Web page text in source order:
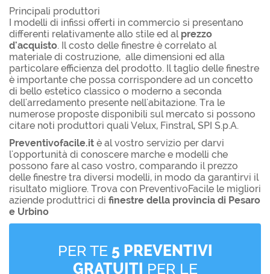
Principali produttori
I modelli di infissi offerti in commercio si presentano
differenti relativamente allo stile ed al prezzo
d'acquisto. Il costo delle finestre è correlato al
materiale di costruzione, alle dimensioni ed alla
particolare efficienza del prodotto. Il taglio delle finestre
è importante che possa corrispondere ad un concetto
di bello estetico classico o moderno a seconda
dell'arredamento presente nell'abitazione. Tra le
numerose proposte disponibili sul mercato si possono
citare noti produttori quali Velux, Finstral, SPI S.p.A.
Preventivofacile.it è al vostro servizio per darvi
l'opportunità di conoscere marche e modelli che
possono fare al caso vostro, comparando il prezzo
delle finestre tra diversi modelli, in modo da garantirvi il
risultato migliore. Trova con PreventivoFacile le migliori
aziende produttrici di finestre della provincia di Pesaro
e Urbino
PER TE 5 PREVENTIVI
GRATUITI PER LE